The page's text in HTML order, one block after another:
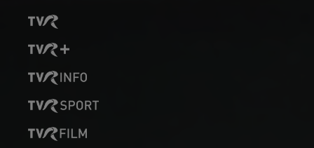
Realizatorul emisiunii ”Cântec și poveste” de ...